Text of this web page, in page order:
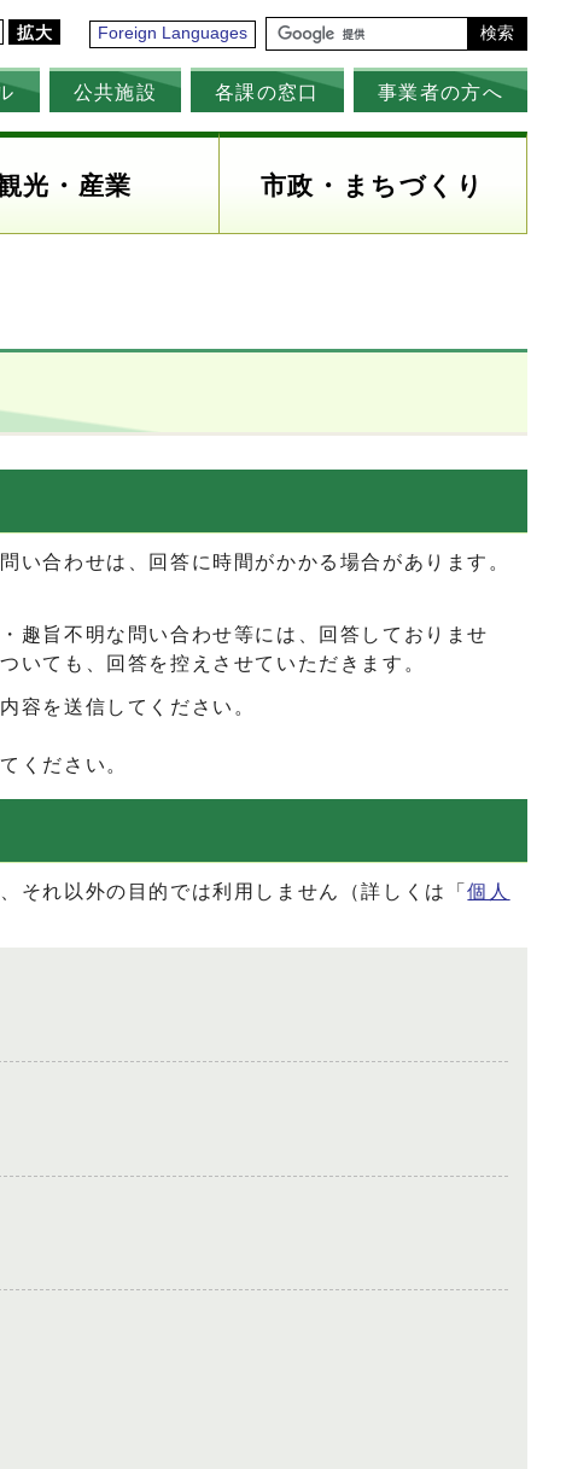
拡大 Foreign Languages 検索
公共施設 各課の窓口 事業者の方へ
光・産業 市政・まちづくり
合わせは、回答に時間がかかる場合があります。
趣旨不明な問い合わせ等には、回答しておりませ
いても、回答を控えさせていただきます。
容を送信してください。
ください。
それ以外の目的では利用しません（詳しくは「個人